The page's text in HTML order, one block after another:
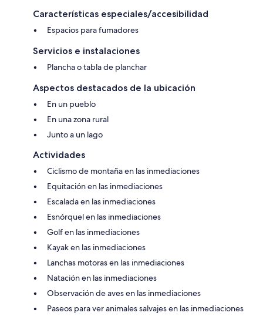
Características especiales/accesibilidad
Espacios para fumadores
Servicios e instalaciones
Plancha o tabla de planchar
Aspectos destacados de la ubicación
En un pueblo
En una zona rural
Junto a un lago
Actividades
Ciclismo de montaña en las inmediaciones
Equitación en las inmediaciones
Escalada en las inmediaciones
Esnórquel en las inmediaciones
Golf en las inmediaciones
Kayak en las inmediaciones
Lanchas motoras en las inmediaciones
Natación en las inmediaciones
Observación de aves en las inmediaciones
Paseos para ver animales salvajes en las inmediaciones